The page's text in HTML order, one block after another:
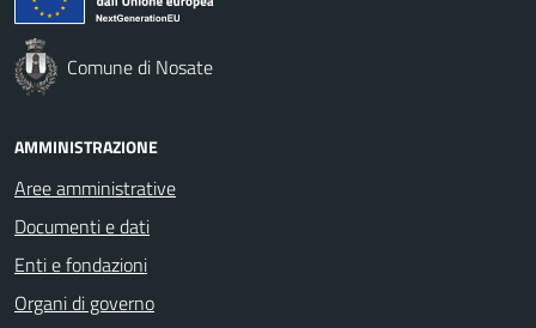
Comune di Nosate
AMMINISTRAZIONE
Aree amministrative
Documenti e dati
Enti e fondazioni
Organi di governo